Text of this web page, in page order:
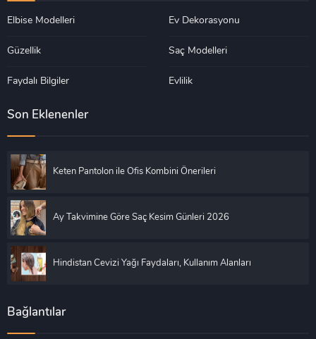
Elbise Modelleri Ev Dekorasyonu
Güzellik Saç Modelleri
Faydalı Bilgiler Evlilik
Son Eklenenler
Keten Pantolon ile Ofis Kombini Önerileri
Ay Takvimine Göre Saç Kesim Günleri 2026
Hindistan Cevizi Yağı Faydaları, Kullanım Alanları
Bağlantılar